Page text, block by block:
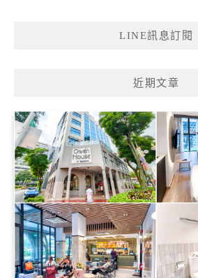
LINE訊息訂閱
近期文章